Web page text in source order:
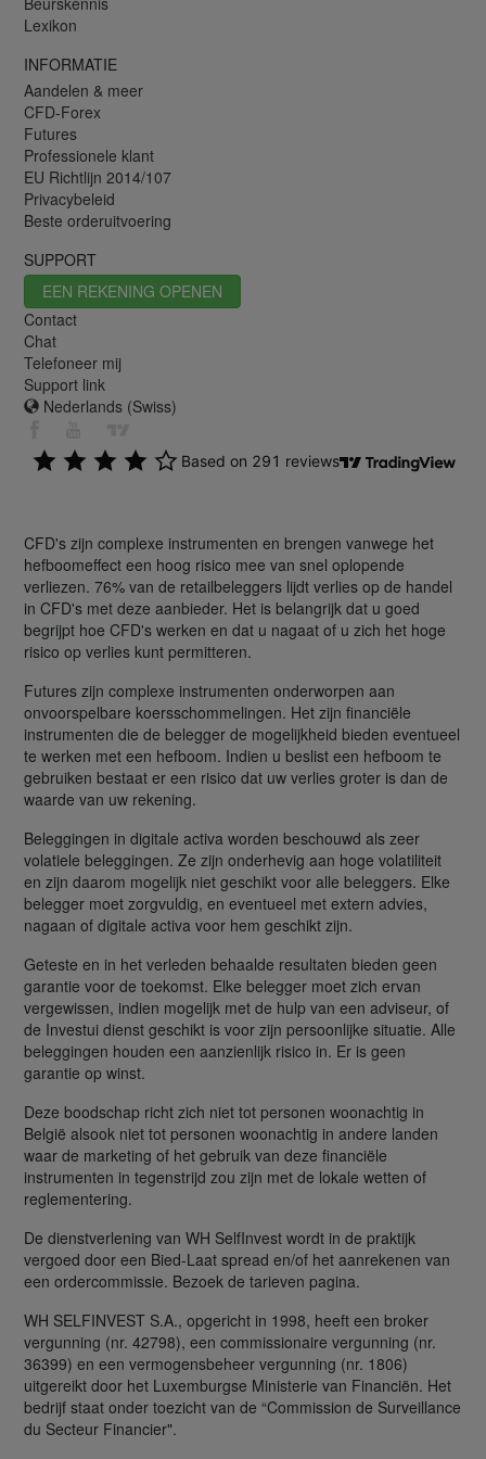
Lexikon
INFORMATIE
Aandelen & meer
CFD-Forex
Futures
Professionele klant
EU Richtlijn 2014/107
Privacybeleid
Beste orderuitvoering
SUPPORT
EEN REKENING OPENEN
Contact
Chat
Telefoneer mij
Support link
Nederlands (Swiss)
CFD's zijn complexe instrumenten en brengen vanwege het
hefboomeffect een hoog risico mee van snel oplopende
verliezen. 76% van de retailbeleggers lijdt verlies op de handel
in CFD's met deze aanbieder. Het is belangrijk dat u goed
begrijpt hoe CFD's werken en dat u nagaat of u zich het hoge
risico op verlies kunt permitteren.
Futures zijn complexe instrumenten onderworpen aan
onvoorspelbare koersschommelingen. Het zijn financiële
instrumenten die de belegger de mogelijkheid bieden eventueel
te werken met een hefboom. Indien u beslist een hefboom te
gebruiken bestaat er een risico dat uw verlies groter is dan de
waarde van uw rekening.
Beleggingen in digitale activa worden beschouwd als zeer
volatiele beleggingen. Ze zijn onderhevig aan hoge volatiliteit
en zijn daarom mogelijk niet geschikt voor alle beleggers. Elke
belegger moet zorgvuldig, en eventueel met extern advies,
nagaan of digitale activa voor hem geschikt zijn.
Geteste en in het verleden behaalde resultaten bieden geen
garantie voor de toekomst. Elke belegger moet zich ervan
vergewissen, indien mogelijk met de hulp van een adviseur, of
de Investui dienst geschikt is voor zijn persoonlijke situatie. Alle
beleggingen houden een aanzienlijk risico in. Er is geen
garantie op winst.
Deze boodschap richt zich niet tot personen woonachtig in
België alsook niet tot personen woonachtig in andere landen
waar de marketing of het gebruik van deze financiële
instrumenten in tegenstrijd zou zijn met de lokale wetten of
reglementering.
De dienstverlening van WH SelfInvest wordt in de praktijk
vergoed door een Bied-Laat spread en/of het aanrekenen van
een ordercommissie. Bezoek de tarieven pagina.
WH SELFINVEST S.A., opgericht in 1998, heeft een broker
vergunning (nr. 42798), een commissionaire vergunning (nr.
36399) en een vermogensbeheer vergunning (nr. 1806)
uitgereikt door het Luxemburgse Ministerie van Financiën. Het
bedrijf staat onder toezicht van de “Commission de Surveillance
du Secteur Financier".